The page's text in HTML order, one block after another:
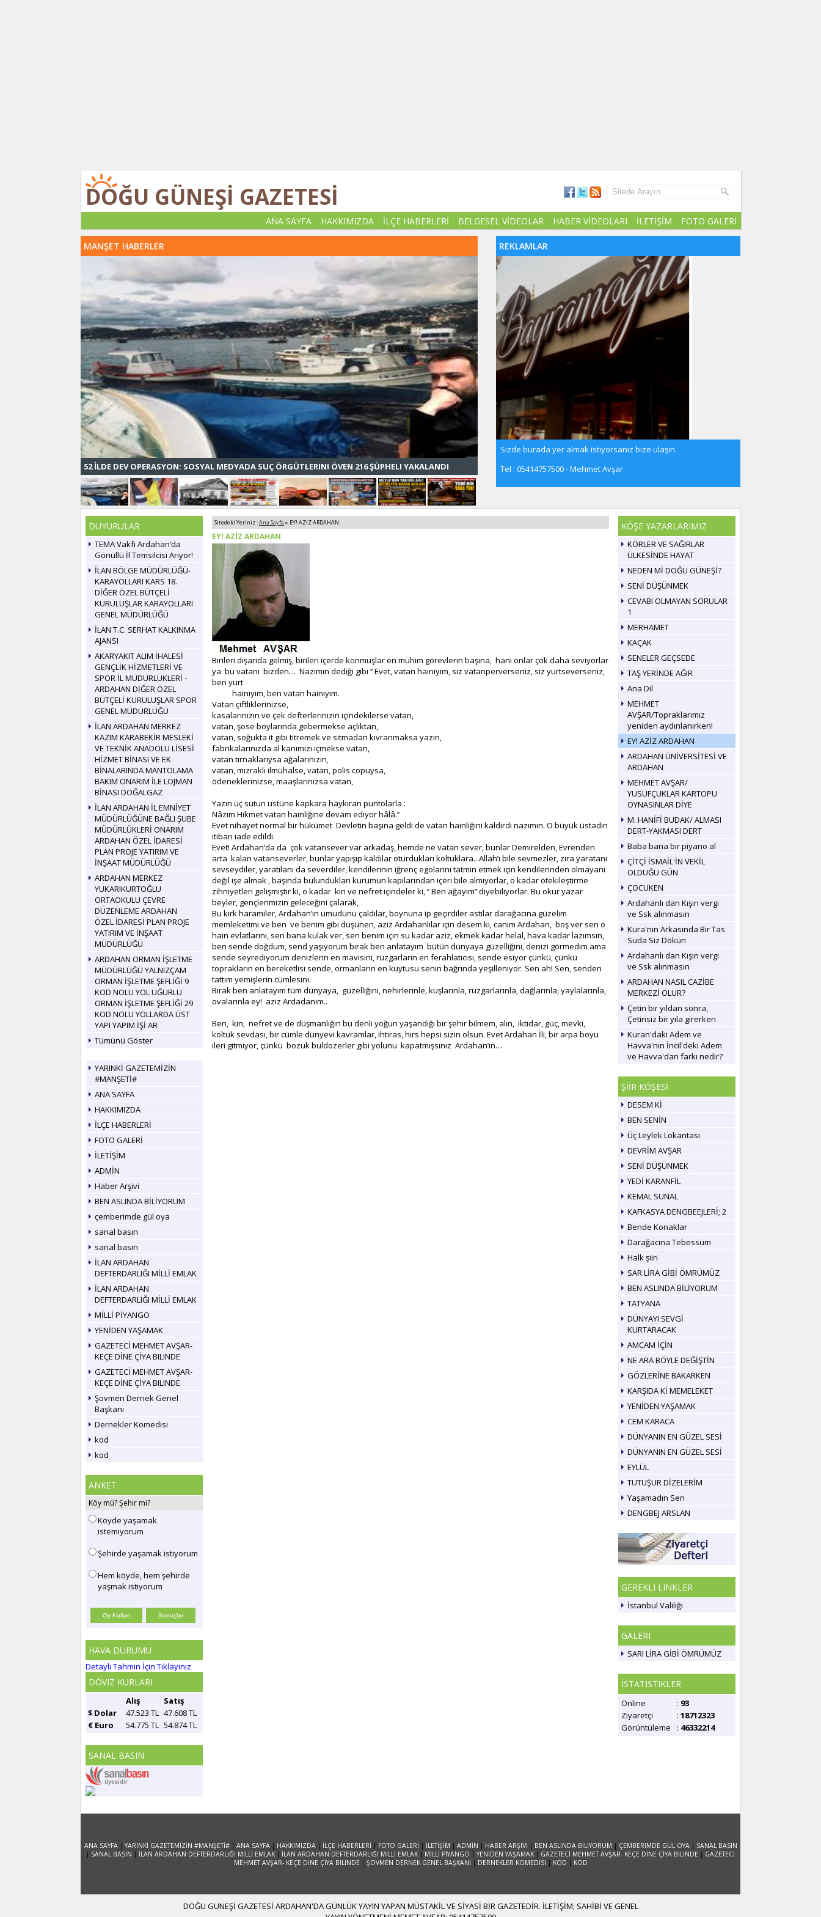
DOĞU GÜNEŞİ GAZETESİ
ANA SAYFA HAKKIMIZDA İLÇE HABERLERİ BELGESEL VİDEOLAR HABER VİDEOLARI İLETİŞİM FOTO GALERİ
MANŞET HABERLER
52 İLDE DEV OPERASYON: SOSYAL MEDYADA SUÇ ÖRGÜTLERINI ÖVEN 216 ŞÜPHELI YAKALANDI
REKLAMLAR
Sizde burada yer almak istiyorsanız bize ulaşın.
Tel : 05414757500 - Mehmet Avşar
DUYURULAR
TEMA Vakfı Ardahan’da
Gönüllü İl Temsilcisi Arıyor!
İLAN BÖLGE MÜDÜRLÜĞÜ-
KARAYOLLARI KARS 18.
DİĞER ÖZEL BÜTÇELİ
KURULUŞLAR KARAYOLLARI
GENEL MÜDÜRLÜĞÜ
İLAN T.C. SERHAT KALKINMA
AJANSI
AKARYAKIT ALIM İHALESİ
GENÇLİK HİZMETLERİ VE
SPOR İL MÜDÜRLÜKLERİ -
ARDAHAN DİĞER ÖZEL
BÜTÇELİ KURULUŞLAR SPOR
GENEL MÜDÜRLÜĞÜ
İLAN ARDAHAN MERKEZ
KAZIM KARABEKİR MESLEKİ
VE TEKNİK ANADOLU LİSESİ
HİZMET BİNASI VE EK
BİNALARINDA MANTOLAMA
BAKIM ONARIM İLE LOJMAN
BİNASI DOĞALGAZ
İLAN ARDAHAN İL EMNİYET
MÜDÜRLÜĞÜNE BAĞLI ŞUBE
MÜDÜRLÜKLERİ ONARIM
ARDAHAN ÖZEL İDARESİ
PLAN PROJE YATIRIM VE
İNŞAAT MÜDÜRLÜĞÜ
ARDAHAN MERKEZ
YUKARIKURTOĞLU
ORTAOKULU ÇEVRE
DÜZENLEME ARDAHAN
ÖZEL İDARESİ PLAN PROJE
YATIRIM VE İNŞAAT
MÜDÜRLÜĞÜ
ARDAHAN ORMAN İŞLETME
MÜDÜRLÜĞÜ YALNIZÇAM
ORMAN İŞLETME ŞEFLİĞİ 9
KOD NOLU YOL UĞURLU
ORMAN İŞLETME ŞEFLİĞİ 29
KOD NOLU YOLLARDA ÜST
YAPI YAPIM İŞİ AR
Tümünü Göster
YARINKİ GAZETEMİZİN
#MANŞETİ#
ANA SAYFA
HAKKIMIZDA
İLÇE HABERLERİ
FOTO GALERİ
İLETİŞİM
ADMİN
Haber Arşivi
BEN ASLINDA BİLİYORUM
çemberimde gül oya
sanal basın
sanal basın
İLAN ARDAHAN
DEFTERDARLIĞI MİLLİ EMLAK
İLAN ARDAHAN
DEFTERDARLIĞI MİLLİ EMLAK
MİLLİ PİYANGO
YENİDEN YAŞAMAK
GAZETECİ MEHMET AVŞAR-
KEÇE DİNE ÇİYA BILINDE
GAZETECİ MEHMET AVŞAR-
KEÇE DİNE ÇİYA BILINDE
Şovmen Dernek Genel
Başkanı
Dernekler Komedisi
kod
kod
ANKET
Köy mü? Şehir mi?
Köyde yaşamak
istemiyorum
Şehirde yaşamak istiyorum
Hem köyde, hem şehirde
yaşmak istiyorum
HAVA DURUMU
Detaylı Tahmin İçin Tıklayınız
DÖVIZ KURLARI
Alış
Satış
$ Dolar
47.523 TL 47.608 TL
€ Euro
54.775 TL 54.874 TL
SANAL BASIN
Sitedeki Yeriniz :Ana Sayfa » EY! AZİZ ARDAHAN
EY! AZİZ ARDAHAN
Birileri dışarıda gelmiş, birileri içerde konmuşlar en mühim görevlerin başına, hani onlar çok daha seviyorlar
ya bu vatanı bizden… Nazımın dediği gibi ‘’ Evet, vatan hainiyim, siz vatanperverseniz, siz yurtseverseniz,
ben yurt
hainiyim, ben vatan hainiyim.
Vatan çiftliklerinizse,
kasalarınızın ve çek defterlerinizin içindekilerse vatan,
vatan, şose boylarında gebermekse açlıktan,
vatan, soğukta it gibi titremek ve sıtmadan kıvranmaksa yazın,
fabrikalarınızda al kanımızı içmekse vatan,
vatan tırnaklarıysa ağalarınızın,
vatan, mızraklı ilmühalse, vatan, polis copuysa,
ödeneklerinizse, maaşlarınızsa vatan,
Yazın üç sütun üstüne kapkara haykıran puntolarla :
Nâzım Hikmet vatan hainliğine devam ediyor hâlâ.’’
Evet nihayet normal bir hükümet Devletin başına geldi de vatan hainliğini kaldırdı nazımın. O büyük üstadın
itibarı iade edildi.
Evet! Ardahan’da da çok vatansever var arkadaş, hemde ne vatan sever, bunlar Demirelden, Evrenden
arta kalan vatanseverler, bunlar yapışıp kaldılar oturdukları koltuklara.. Allah’ı bile sevmezler, zira yaratanı
sevseydiler, yaratılanı da severdiler, kendilerinin iğrenç egolarını tatmin etmek için kendilerinden olmayanı
değil işe almak , başında bulundukları kurumun kapılarından içeri bile almıyorlar, o kadar ötekileştirme
zihniyetleri gelişmiştir ki, o kadar kin ve nefret içindeler ki, ‘’ Ben ağayım’’ diyebiliyorlar. Bu okur yazar
beyler, gençlerimizin geleceğini çalarak,
Bu kırk haramiler, Ardahan’ın umudunu çaldılar, boynuna ip geçirdiler astılar darağacına güzelim
memleketimi ve ben ve benim gibi düşünen, aziz Ardahanlılar için desem ki, canım Ardahan, boş ver sen o
hain evlatlarını, sen bana kulak ver, sen benim için su kadar aziz, ekmek kadar helal, hava kadar lazımsın,
ben sende doğdum, send yaşıyorum bırak ben anlatayım bütün dünyaya güzelliğini, denizi görmedim ama
sende seyrediyorum denizlerin en mavisini, rüzgarların en ferahlatıcısı, sende esiyor çünkü, çünkü
toprakların en bereketlisi sende, ormanların en kuytusu senin bağrında yeşilleniyor. Sen ah! Sen, senden
tattım yemişlerin cümlesini.
Bırak ben anlatayım tüm dünyaya, güzelliğini, nehirlerinle, kuşlarınla, rüzgarlarınla, dağlarınla, yaylalarınla,
ovalarınla ey! aziz Ardadanım..
Ben, kin, nefret ve de düşmanlığın bu denli yoğun yaşandığı bir şehir bilmem, alın, iktidar, güç, mevki,
koltuk sevdası, bir cümle dünyevi kavramlar, ihtiras, hırs hepsi sizin olsun. Evet Ardahan İli, bir arpa boyu
ileri gitmiyor, çünkü bozuk buldozerler gibi yolunu kapatmışsınız Ardahan’ın…
KÖŞE YAZARLARIMIZ
KÖRLER VE SAĞIRLAR
ÜLKESİNDE HAYAT
NEDEN Mİ DOĞU GÜNEŞİ?
SENİ DÜŞÜNMEK
CEVABI OLMAYAN SORULAR
1
MERHAMET
KAÇAK
SENELER GEÇSEDE
TAŞ YERİNDE AĞIR
Ana Dil
MEHMET
AVŞAR/Topraklarımız
yeniden aydınlanırken!
EY! AZİZ ARDAHAN
ARDAHAN ÜNİVERSİTESİ VE
ARDAHAN
MEHMET AVŞAR/
YUSUFÇUKLAR KARTOPU
OYNASINLAR DİYE
M. HANİFİ BUDAK/ ALMASI
DERT-YAKMASI DERT
Baba bana bir piyano al
ÇİTÇİ İSMAİL'İN VEKİL
OLDUĞU GÜN
ÇOCUKEN
Ardahanlı dan Kışın vergi
ve Ssk alınmasın
Kura'nın Arkasında Bir Tas
Suda Siz Dökün
Ardahanlı dan Kışın vergi
ve Ssk alınmasın
ARDAHAN NASIL CAZİBE
MERKEZİ OLUR?
Çetin bir yıldan sonra,
Çetinsiz bir yıla girerken
Kuran'daki Adem ve
Havva'nın İncil'deki Adem
ve Havva'dan farkı nedir?
ŞİİR KÖŞESİ
DESEM Kİ
BEN SENİN
Üç Leylek Lokantası
DEVRİM AVŞAR
SENİ DÜŞÜNMEK
YEDİ KARANFİL
KEMAL SUNAL
KAFKASYA DENGBEEJLERİ; 2
Bende Konaklar
Darağacına Tebessüm
Halk şiiri
SAR LİRA GİBİ ÖMRÜMÜZ
BEN ASLINDA BİLİYORUM
TATYANA
DÜNYAYI SEVGİ
KURTARACAK
AMCAM İÇİN
NE ARA BÖYLE DEĞİŞTİN
GÖZLERİNE BAKARKEN
KARŞIDA Kİ MEMELEKET
YENİDEN YAŞAMAK
CEM KARACA
DÜNYANIN EN GÜZEL SESİ
DÜNYANIN EN GÜZEL SESİ
EYLÜL
TUTUŞUR DİZELERİM
Yaşamadın Sen
DENGBEJ ARSLAN
GEREKLI LINKLER
İstanbul Valiliği
GALERI
SARI LİRA GİBİ ÖMRÜMÜZ
İSTATISTIKLER
Online : 93
Ziyaretçi
: 18712323
Görüntüleme
: 46332214
ANA SAYFA|YARINKİ GAZETEMİZİN #MANŞETİ#| ANA SAYFA| HAKKIMIZDA| İLÇE HABERLERİ | FOTO GALERİ | İLETİŞİM | ADMİN | HABER ARŞIVI | BEN ASLINDA BİLİYORUM | ÇEMBERIMDE GÜL OYA| SANAL BASIN
| SANAL BASIN | İLAN ARDAHAN DEFTERDARLIĞI MİLLİ EMLAK | İLAN ARDAHAN DEFTERDARLIĞI MİLLİ EMLAK | MİLLİ PİYANGO |YENİDEN YAŞAMAK | GAZETECİ MEHMET AVŞAR- KEÇE DİNE ÇİYA BILINDE | GAZETECİ
MEHMET AVŞAR- KEÇE DİNE ÇİYA BILINDE| ŞOVMEN DERNEK GENEL BAŞKANI | DERNEKLER KOMEDISI | KOD | KOD
DOĞU GÜNEŞİ GAZETESİ ARDAHAN'DA GÜNLÜK YAYIN YAPAN MÜSTAKİL VE SİYASİ BİR GAZETEDİR. İLETİŞİM; SAHİBİ VE GENEL